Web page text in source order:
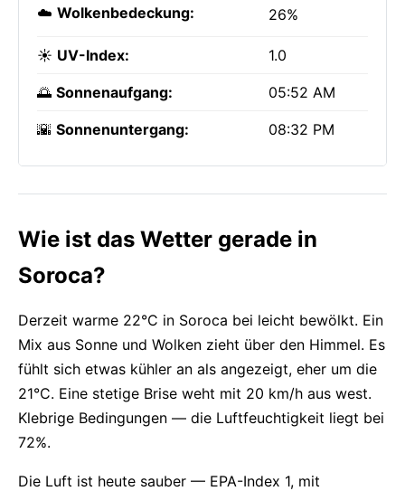
☁️ Wolkenbedeckung: 26%
☀️ UV-Index: 1.0
🌅 Sonnenaufgang: 05:52 AM
🌇 Sonnenuntergang: 08:32 PM
Wie ist das Wetter gerade in
Soroca?
Derzeit warme 22°C in Soroca bei leicht bewölkt. Ein
Mix aus Sonne und Wolken zieht über den Himmel. Es
fühlt sich etwas kühler an als angezeigt, eher um die
21°C. Eine stetige Brise weht mit 20 km/h aus west.
Klebrige Bedingungen — die Luftfeuchtigkeit liegt bei
72%.
Die Luft ist heute sauber — EPA-Index 1, mit